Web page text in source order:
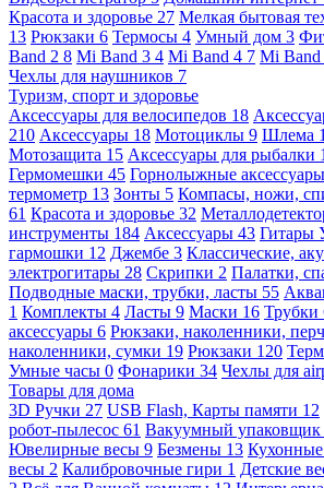
Красота и здоровье 27 Мелкая бытовая
13 Рюкзаки 6 Термосы 4 Умный дом 3
Band 2 8 Mi Band 3 4 Mi Band 4 7 Mi Band
Чехлы для наушников 7
Туризм, спорт и здоровье
Аксессуары для велосипедов 18
210 Аксессуары 18 Мотоциклы 9 Шлема
Мотозащита 15 Аксессуары для рыбалки
Гермомешки 45 Горнолыжные аксессуары
термометр 13 Зонты 5 Компасы, ножи,
61 Красота и здоровье 32
инструменты 184 Аксессуары 43 Гитары
гармошки 12 Джембе 3 Классические,
электрогитары 28 Скрипки 2 Палатки,
Подводные маски, трубки, ласты 55
1 Комплекты 4 Ласты 9 Маски 16 Трубки
аксессуары 6 Рюкзаки, наколенники,
наколенники, сумки 19 Рюкзаки 120
Умные часы 0 Фонарики 34 Чехлы для
Товары для дома
3D Ручки 27 USB Flash, Карты памяти 12
робот-пылесос 61 Вакуумный упаковщик
Ювелирные весы 9 Безмены 13
весы 2 Калибровочные гири 1 Детские